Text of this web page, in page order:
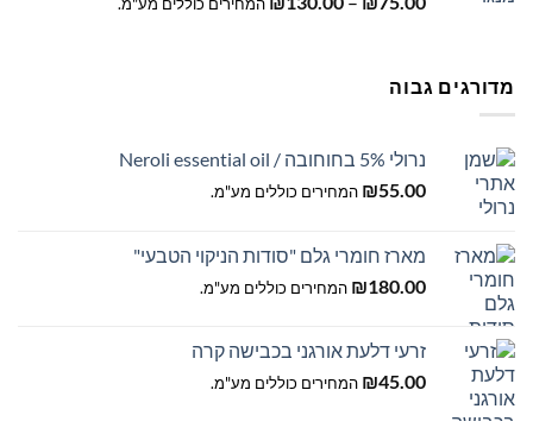
מדורגים גבוה
נרולי 5% בחוחובה / Neroli essential oil
₪55.00 המחירים כוללים מע"מ.
מארז חומרי גלם "סודות הניקוי הטבעי"
₪180.00 המחירים כוללים מע"מ.
זרעי דלעת אורגני בכבישה קרה
₪45.00 המחירים כוללים מע"מ.